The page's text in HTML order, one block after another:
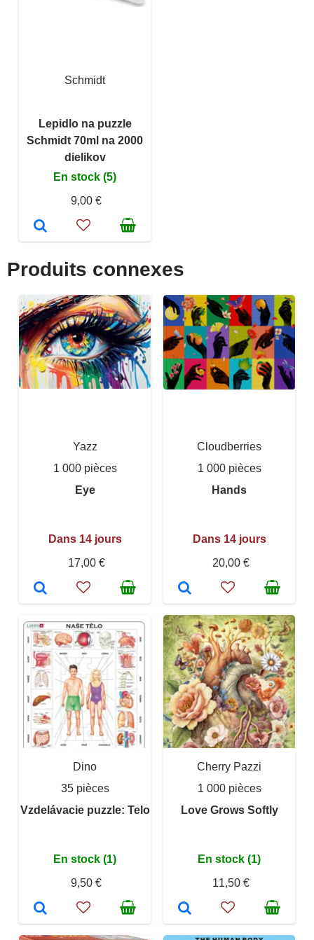
Schmidt
Lepidlo na puzzle
Schmidt 70ml na 2000
dielikov
En stock (5)
9,00 €
Produits connexes
Yazz
1 000 pièces
Eye
Dans 14 jours
17,00 €
Cloudberries
1 000 pièces
Hands
Dans 14 jours
20,00 €
Dino
35 pièces
Vzdelávacie puzzle: Telo
En stock (1)
9,50 €
Cherry Pazzi
1 000 pièces
Love Grows Softly
En stock (1)
11,50 €